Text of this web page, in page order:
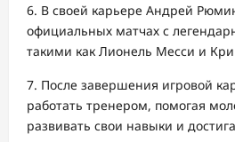
6. В своей карьере Андрей
официальных матчах с
такими как Лионель Месси и
7. После завершения игровой
работать тренером, помогая
развивать свои навыки и